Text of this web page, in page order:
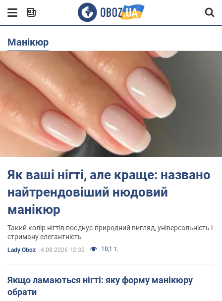
манікюр
Як ваші нігті, але краще: названо
найтрендовіший нюдовий
манікюр
Такий колір нігтів поєднує природний вигляд, універсальність і
стриману елегантність
Lady Oboz 4.08.2026 12:32 10,1 т.
Якщо ламаються нігті: яку форму манікюру
обрати